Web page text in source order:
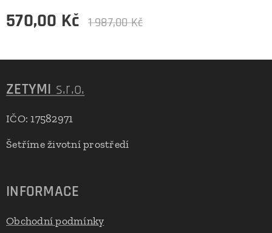
570,00 Kč 1 987,00Kč
ZETYMI s.r.o.
IČO: 17582971
Šetříme životní prostředí
INFORMACE
Obchodní podmínky